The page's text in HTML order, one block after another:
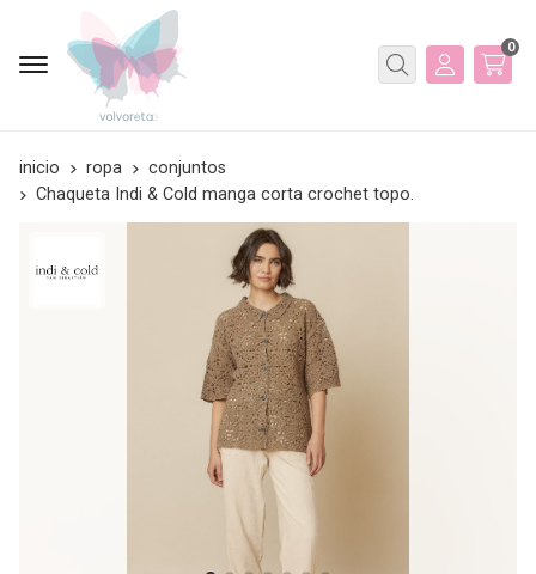
Buscar
0
inicio ropa
conjuntos
Chaqueta Indi & Cold manga corta crochet topo.